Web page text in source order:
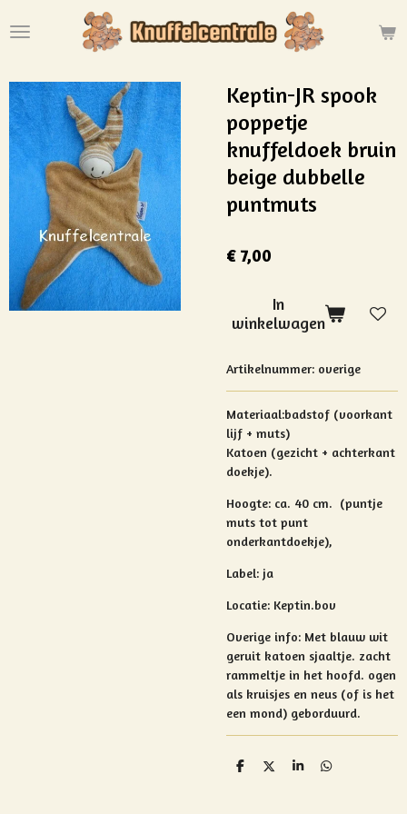
direct
hoofdinhoud
Keptin-JR spook
poppetje
knuffeldoek bruin
beige dubbelle
puntmuts
€ 7,00
In
winkelwagen
Artikelnummer: overige
Materiaal:badstof (voorkant
lijf + muts)
Katoen (gezicht + achterkant
doekje).
Hoogte: ca. 40 cm. (puntje
muts tot punt
onderkantdoekje),
Label: ja
Locatie: Keptin.bov
Overige info: Met blauw wit
geruit katoen sjaaltje. zacht
rammeltje in het hoofd. ogen
als kruisjes en neus (of is het
een mond) geborduurd.
D
D
S
D